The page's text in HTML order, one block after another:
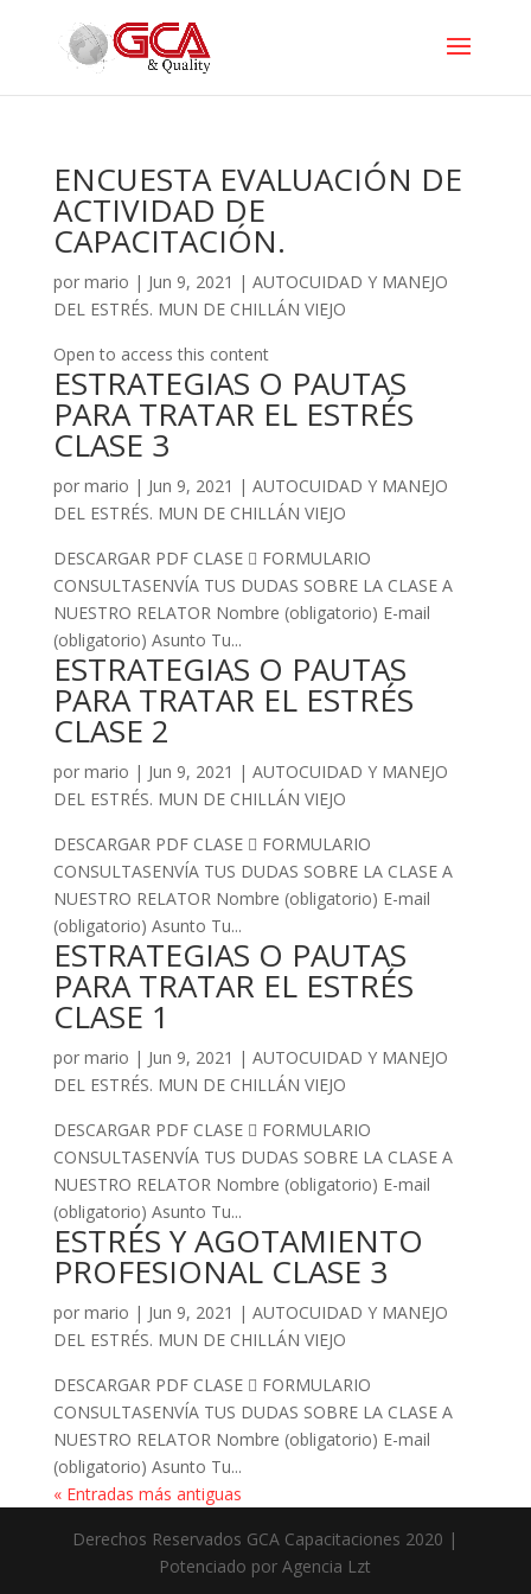
ENCUESTA EVALUACIÓN DE
ACTIVIDAD DE
CAPACITACIÓN.
por mario | Jun 9, 2021 | AUTOCUIDAD Y MANEJO
DEL ESTRÉS. MUN DE CHILLÁN VIEJO
Open to access this content
ESTRATEGIAS O PAUTAS
PARA TRATAR EL ESTRÉS
CLASE 3
por mario | Jun 9, 2021 | AUTOCUIDAD Y MANEJO
DEL ESTRÉS. MUN DE CHILLÁN VIEJO
DESCARGAR PDF CLASE  FORMULARIO
CONSULTASENVÍA TUS DUDAS SOBRE LA CLASE A
NUESTRO RELATOR Nombre (obligatorio) E-mail
(obligatorio) Asunto Tu...
ESTRATEGIAS O PAUTAS
PARA TRATAR EL ESTRÉS
CLASE 2
por mario | Jun 9, 2021 | AUTOCUIDAD Y MANEJO
DEL ESTRÉS. MUN DE CHILLÁN VIEJO
DESCARGAR PDF CLASE  FORMULARIO
CONSULTASENVÍA TUS DUDAS SOBRE LA CLASE A
NUESTRO RELATOR Nombre (obligatorio) E-mail
(obligatorio) Asunto Tu...
ESTRATEGIAS O PAUTAS
PARA TRATAR EL ESTRÉS
CLASE 1
por mario | Jun 9, 2021 | AUTOCUIDAD Y MANEJO
DEL ESTRÉS. MUN DE CHILLÁN VIEJO
DESCARGAR PDF CLASE  FORMULARIO
CONSULTASENVÍA TUS DUDAS SOBRE LA CLASE A
NUESTRO RELATOR Nombre (obligatorio) E-mail
(obligatorio) Asunto Tu...
ESTRÉS Y AGOTAMIENTO
PROFESIONAL CLASE 3
por mario | Jun 9, 2021 | AUTOCUIDAD Y MANEJO
DEL ESTRÉS. MUN DE CHILLÁN VIEJO
DESCARGAR PDF CLASE  FORMULARIO
CONSULTASENVÍA TUS DUDAS SOBRE LA CLASE A
NUESTRO RELATOR Nombre (obligatorio) E-mail
(obligatorio) Asunto Tu...
« Entradas más antiguas
Derechos Reservados GCA Capacitaciones 2020 |
Potenciado por Agencia Lzt